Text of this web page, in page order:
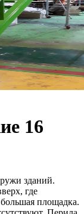
16
зданий.
где
площадка.